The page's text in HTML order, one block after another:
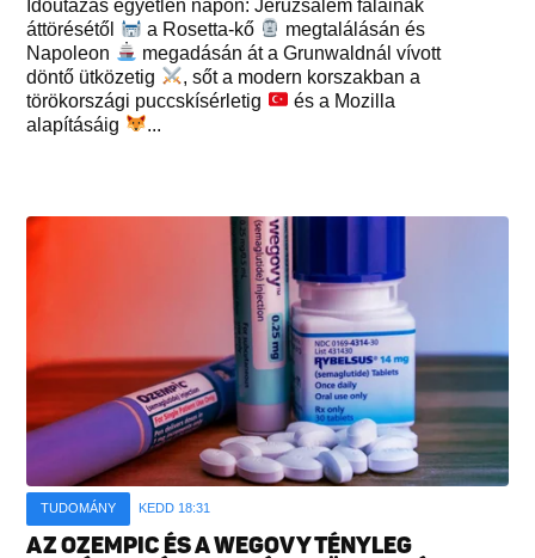
Időutazás egyetlen napon: Jeruzsálem falainak
áttörésétől
a Rosetta-kő
megtalálásán és
Napoleon
megadásán át a Grunwaldnál vívott
döntő ütközetig
, sőt a modern korszakban a
törökországi puccskísérletig
és a Mozilla
alapításáig
...
TUDOMÁNY KEDD 18:31
AZ OZEMPIC ÉS A WEGOVY TÉNYLEG